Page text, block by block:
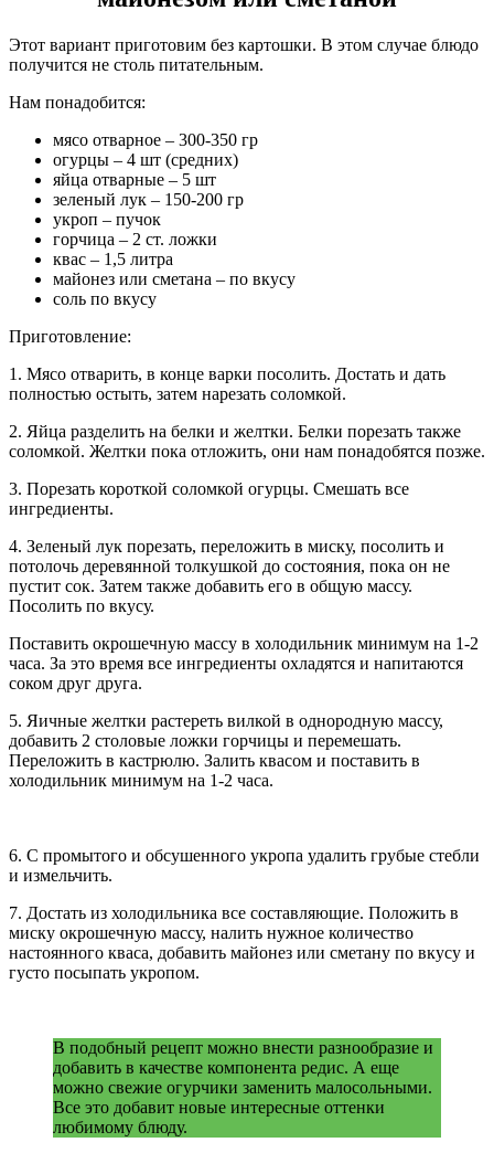
Этот вариант приготовим без картошки. В этом случае блюдо
получится не столь питательным.
Нам понадобится:
мясо отварное – 300-350 гр
огурцы – 4 шт (средних)
яйца отварные – 5 шт
зеленый лук – 150-200 гр
укроп – пучок
горчица – 2 ст. ложки
квас – 1,5 литра
майонез или сметана – по вкусу
соль по вкусу
Приготовление:
1. Мясо отварить, в конце варки посолить. Достать и дать
полностью остыть, затем нарезать соломкой.
2. Яйца разделить на белки и желтки. Белки порезать также
соломкой. Желтки пока отложить, они нам понадобятся позже.
3. Порезать короткой соломкой огурцы. Смешать все
ингредиенты.
4. Зеленый лук порезать, переложить в миску, посолить и
потолочь деревянной толкушкой до состояния, пока он не
пустит сок. Затем также добавить его в общую массу.
Посолить по вкусу.
Поставить окрошечную массу в холодильник минимум на 1-2
часа. За это время все ингредиенты охладятся и напитаются
соком друг друга.
5. Яичные желтки растереть вилкой в однородную массу,
добавить 2 столовые ложки горчицы и перемешать.
Переложить в кастрюлю. Залить квасом и поставить в
холодильник минимум на 1-2 часа.
6. С промытого и обсушенного укропа удалить грубые стебли
и измельчить.
7. Достать из холодильника все составляющие. Положить в
миску окрошечную массу, налить нужное количество
настоянного кваса, добавить майонез или сметану по вкусу и
густо посыпать укропом.
В подобный рецепт можно внести разнообразие и
добавить в качестве компонента редис. А еще
можно свежие огурчики заменить малосольными.
Все это добавит новые интересные оттенки
любимому блюду.